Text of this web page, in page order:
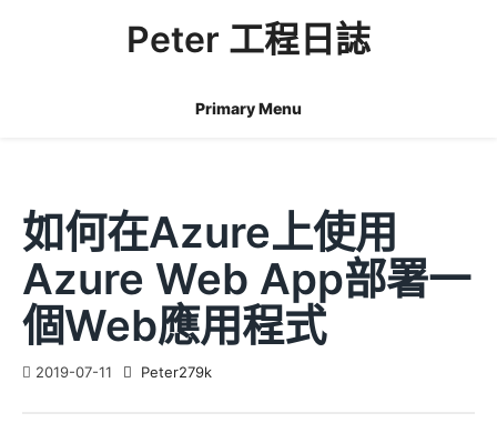
Peter 工程日誌
Primary Menu
如何在Azure上使用
Azure Web App部署一
個Web應用程式
2019-07-11 Peter279k